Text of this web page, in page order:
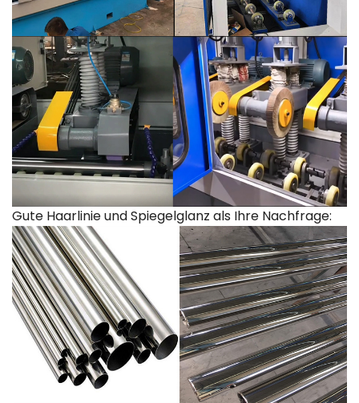
Gute Haarlinie und Spiegelglanz als Ihre Nachfrage: